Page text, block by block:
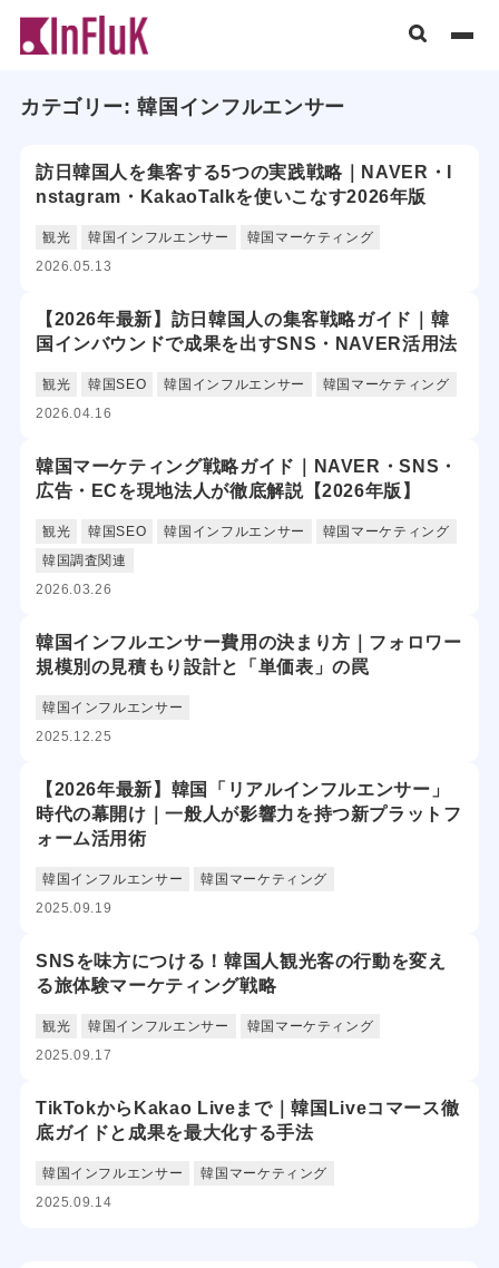
カテゴリー:韓国インフルエンサー
訪日韓国人を集客する5つの実践戦略｜NAVER・I
nstagram・KakaoTalkを使いこなす2026年版
観光 韓国インフルエンサー
韓国マーケティング
2026.05.13
【2026年最新】訪日韓国人の集客戦略ガイド｜韓
国インバウンドで成果を出すSNS・NAVER活用法
観光 韓国SEO 韓国インフルエンサー
韓国マーケティング
2026.04.16
韓国マーケティング戦略ガイド｜NAVER・SNS・
広告・ECを現地法人が徹底解説【2026年版】
観光 韓国SEO 韓国インフルエンサー
韓国マーケティング
韓国調査関連
2026.03.26
韓国インフルエンサー費用の決まり方｜フォロワー
規模別の見積もり設計と「単価表」の罠
韓国インフルエンサー
2025.12.25
【2026年最新】韓国「リアルインフルエンサー」
時代の幕開け｜一般人が影響力を持つ新プラットフ
ォーム活用術
韓国インフルエンサー
韓国マーケティング
2025.09.19
SNSを味方につける！韓国人観光客の行動を変え
る旅体験マーケティング戦略
観光 韓国インフルエンサー
韓国マーケティング
2025.09.17
TikTokからKakao Liveまで｜韓国Liveコマース徹
底ガイドと成果を最大化する手法
韓国インフルエンサー
韓国マーケティング
2025.09.14